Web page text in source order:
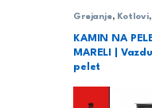
Grejanje, Kotlovi,
KAMIN NA
MARELI |
pelet